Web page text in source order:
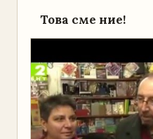
Това сме ние!